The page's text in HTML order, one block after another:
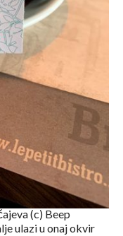
(c) Beep
ulazi u onaj okvir